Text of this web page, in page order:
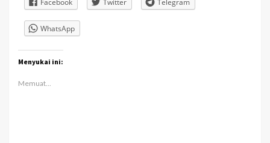
Facebook Twitter Telegram
WhatsApp
Menyukai ini:
Memuat...